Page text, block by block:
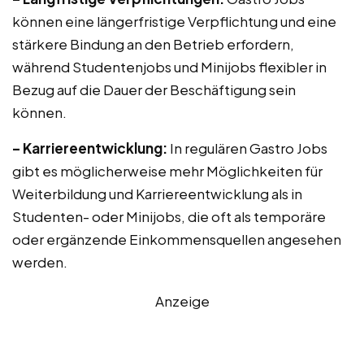
können eine längerfristige Verpflichtung und eine
stärkere Bindung an den Betrieb erfordern,
während Studentenjobs und Minijobs flexibler in
Bezug auf die Dauer der Beschäftigung sein
können.
– Karriereentwicklung: In regulären Gastro Jobs
gibt es möglicherweise mehr Möglichkeiten für
Weiterbildung und Karriereentwicklung als in
Studenten- oder Minijobs, die oft als temporäre
oder ergänzende Einkommensquellen angesehen
werden.
Anzeige